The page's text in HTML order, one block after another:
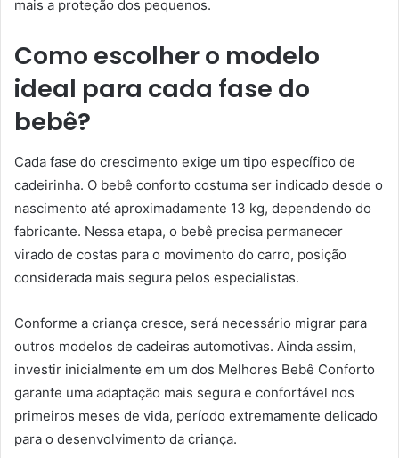
mais a proteção dos pequenos.
Como escolher o modelo
ideal para cada fase do
bebê?
Cada fase do crescimento exige um tipo específico de
cadeirinha. O bebê conforto costuma ser indicado desde o
nascimento até aproximadamente 13 kg, dependendo do
fabricante. Nessa etapa, o bebê precisa permanecer
virado de costas para o movimento do carro, posição
considerada mais segura pelos especialistas.
Conforme a criança cresce, será necessário migrar para
outros modelos de cadeiras automotivas. Ainda assim,
investir inicialmente em um dos Melhores Bebê Conforto
garante uma adaptação mais segura e confortável nos
primeiros meses de vida, período extremamente delicado
para o desenvolvimento da criança.